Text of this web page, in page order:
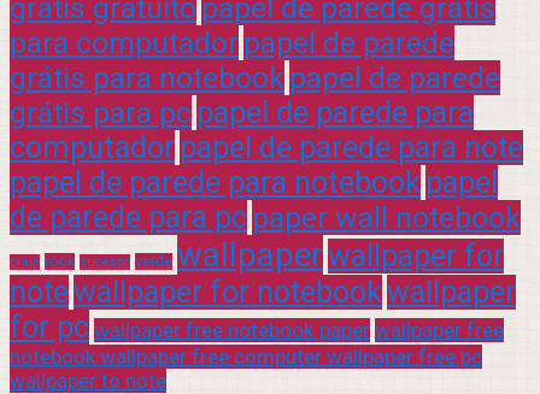
grátis gratuito papel de parede grátis
para computador papel de parede
grátis para notebook papel de parede
grátis para pc papel de parede para
computador papel de parede para note
papel de parede para notebook papel
de parede para pc paper wall notebook
praia rock sucesso verde wallpaperwallpaper for
notewallpaper for notebookwallpaper
for pc wallpaper free notebook paper wallpaper free
notebook wallpaper free computer wallpaper free pc
wallpaper to note